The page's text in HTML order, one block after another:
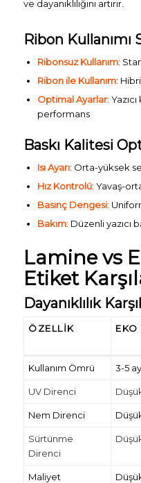
ve dayanıklılığını artırır.
Ribon Kullanımı
Ribonsuz Kullanım:
Ribon ile Kullanım:
Optimal Ayarlar:
performans
Baskı Kalitesi
Isı Ayarı: Orta-yüksek
Hız Kontrolü: Yavaş-
Basınç Dengesi:
Bakım: Düzenli yazıcı
Lamine vs
Etiket
Dayanıklılık
ÖZELLIK EKO
Kullanım Ömrü 3-5 ay
UV Direnci
Nem Direnci
Sürtünme
Direnci
Maliyet